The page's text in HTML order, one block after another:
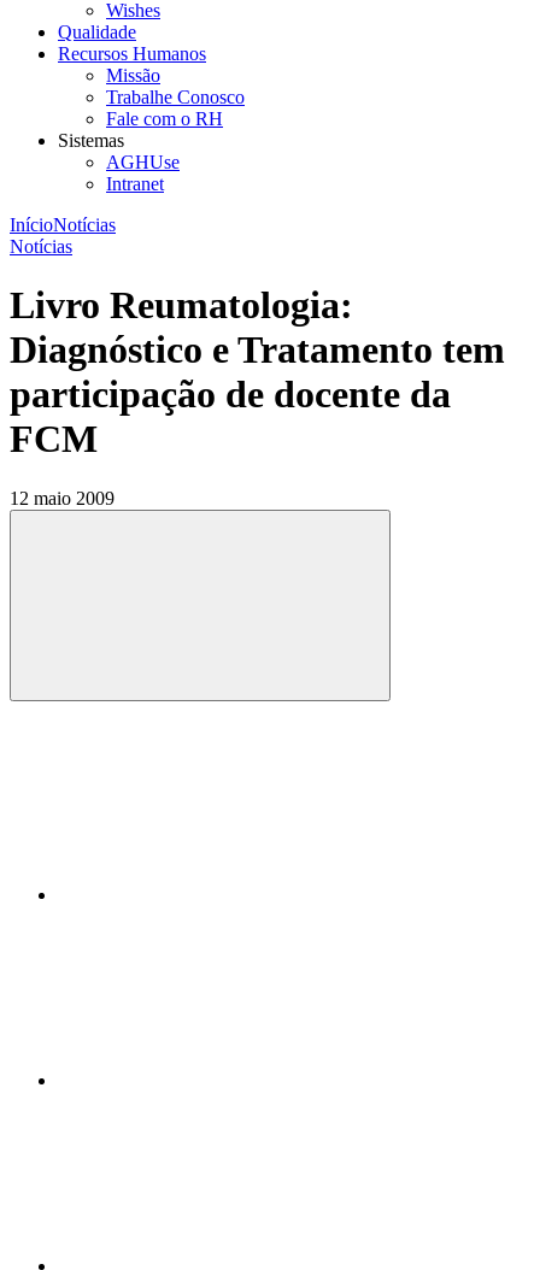
Wishes
Qualidade
Recursos Humanos
Missão
Trabalhe Conosco
Fale com o RH
Sistemas
AGHUse
Intranet
InícioNotícias
Notícias
Livro Reumatologia:
Diagnóstico e Tratamento tem
participação de docente da
FCM
12 maio 2009
Compartilhar